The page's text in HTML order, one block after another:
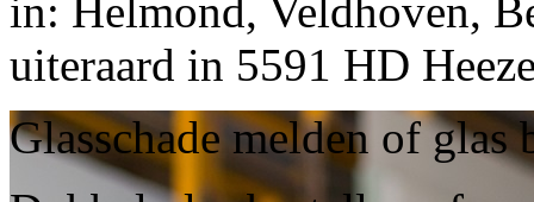
in: Helmond, Veldhoven,
uiteraard in 5591 HD
Glasschade melden of glas